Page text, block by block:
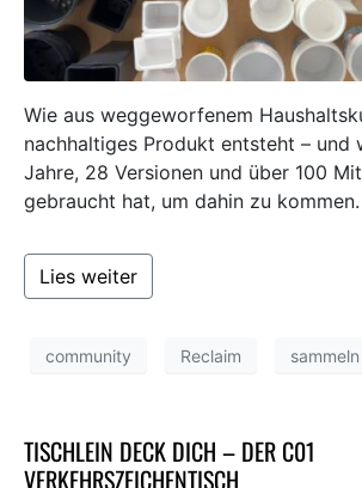
Wie aus weggeworfenem
nachhaltiges Produkt entsteht – und
Jahre, 28 Versionen und über 100
gebraucht hat, um dahin zu kommen.
Lies weiter
community Reclaim sammeln
TISCHLEIN DECK DICH – DER C01
VERKEHRSZEICHENTISCH